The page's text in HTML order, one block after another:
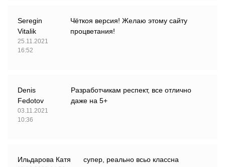
Seregin
Vitalik
25.11.2021
16:52
Чёткоя версия! Желаю этому сайту
процветания!
Denis
Fedotov
03.11.2021
10:36
Разработчикам респект, все отлично
даже на 5+
Ильдарова Катя супер, реально всьо классна